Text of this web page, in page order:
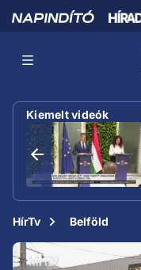
Kiemelt videók
HírTv Belföld